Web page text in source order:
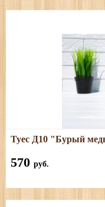
Размеры: диаметр -
Туес Д10 "Бурый
570 руб.